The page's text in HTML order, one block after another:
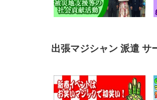
出張マジシャン 派遣